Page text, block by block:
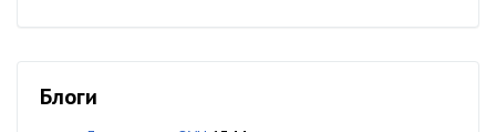
Блоги